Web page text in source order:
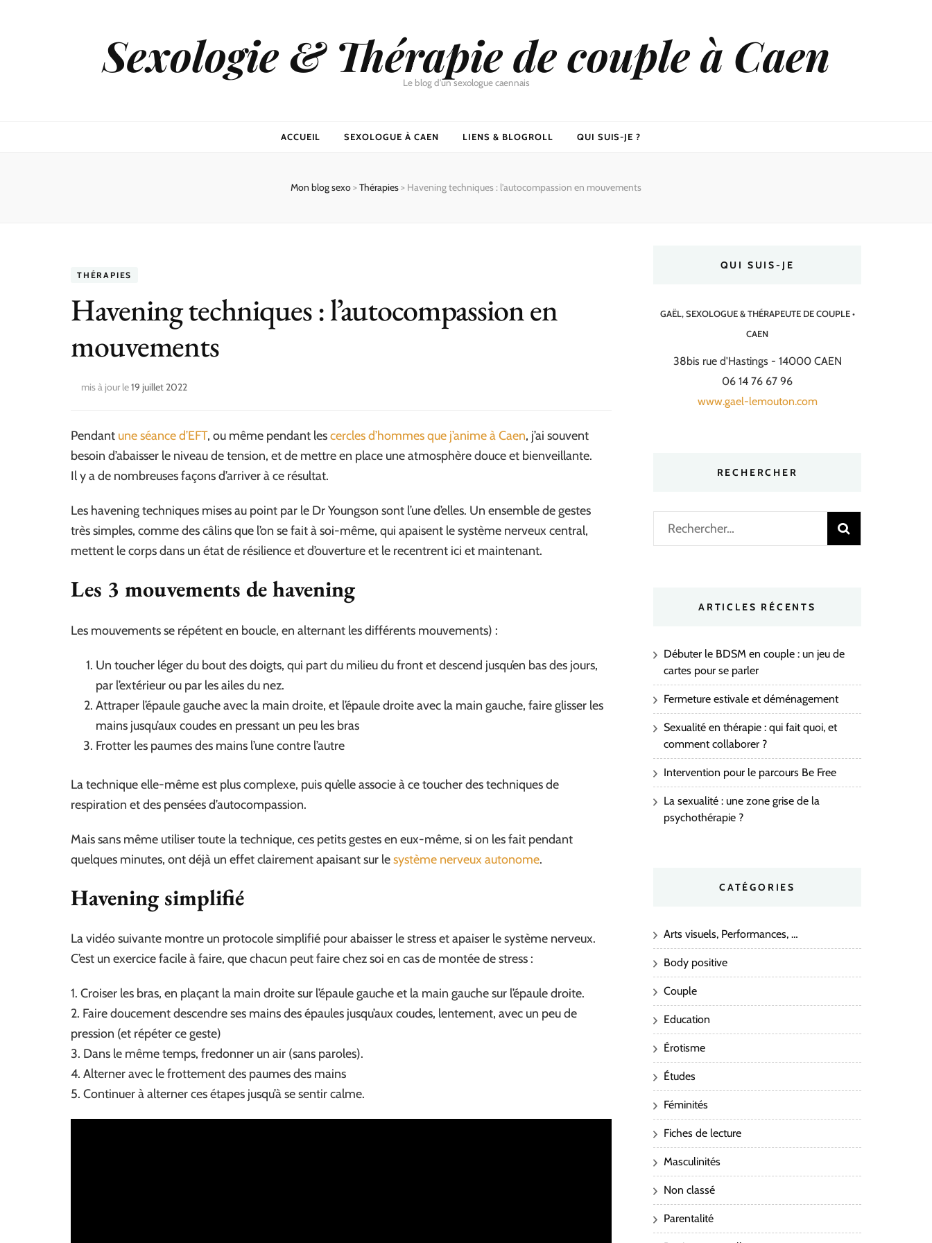
Sexologie & Thérapie de couple à Caen
Le blog d'un sexologue caennais
ACCUEIL SEXOLOGUE À CAEN LIENS & BLOGROLL QUI SUIS-JE ?
Mon blog sexo>Thérapies> Havening techniques : l’autocompassion en mouvements
THÉRAPIES
Havening techniques : l’autocompassion en
mouvements
mis à jour le19 juillet 2022
Pendant une séance d’EFT, ou même pendant lescercles d’hommes que j’anime à Caen, j’ai souvent
besoin d’abaisser le niveau de tension, et de mettre en place une atmosphère douce et bienveillante.
Il y a de nombreuses façons d’arriver à ce résultat.
Les havening techniques mises au point par le Dr Youngson sont l’une d’elles. Un ensemble de gestes
très simples, comme des câlins que l’on se fait à soi-même, qui apaisent le système nerveux central,
mettent le corps dans un état de résilience et d’ouverture et le recentrent ici et maintenant.
Les 3 mouvements de havening
Les mouvements se répétent en boucle, en alternant les différents mouvements) :
Un toucher léger du bout des doigts, qui part du milieu du front et descend jusqu’en bas des jours,
par l’extérieur ou par les ailes du nez.
Attraper l’épaule gauche avec la main droite, et l’épaule droite avec la main gauche, faire glisser les
mains jusqu’aux coudes en pressant un peu les bras
Frotter les paumes des mains l’une contre l’autre
La technique elle-même est plus complexe, puis qu’elle associe à ce toucher des techniques de
respiration et des pensées d’autocompassion.
Mais sans même utiliser toute la technique, ces petits gestes en eux-même, si on les fait pendant
quelques minutes, ont déjà un effet clairement apaisant sur lesystème nerveux autonome.
Havening simplifié
La vidéo suivante montre un protocole simplifié pour abaisser le stress et apaiser le système nerveux.
C’est un exercice facile à faire, que chacun peut faire chez soi en cas de montée de stress :
1. Croiser les bras, en plaçant la main droite sur l’épaule gauche et la main gauche sur l’épaule droite.
2. Faire doucement descendre ses mains des épaules jusqu’aux coudes, lentement, avec un peu de
pression (et répéter ce geste)
3. Dans le même temps, fredonner un air (sans paroles).
4. Alterner avec le frottement des paumes des mains
5. Continuer à alterner ces étapes jusqu’à se sentir calme.
QUI SUIS-JE
GAËL, SEXOLOGUE & THÉRAPEUTE DE COUPLE •
CAEN
38bis rue d'Hastings - 14000 CAEN
06 14 76 67 96
www.gael-lemouton.com
RECHERCHER
Rechercher :
ARTICLES RÉCENTS
Débuter le BDSM en couple : un jeu de
cartes pour se parler
Fermeture estivale et déménagement
Sexualité en thérapie : qui fait quoi, et
comment collaborer ?
Intervention pour le parcours Be Free
La sexualité : une zone grise de la
psychothérapie ?
CATÉGORIES
Arts visuels, Performances, …
Body positive
Couple
Education
Érotisme
Études
Féminités
Fiches de lecture
Masculinités
Non classé
Parentalité